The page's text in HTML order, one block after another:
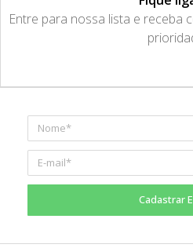
​Entre para nossa lista e receba
Cadastrar